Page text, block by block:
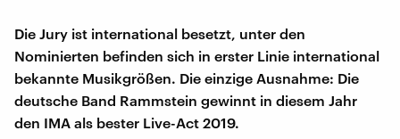
Die Jury ist international besetzt, unter den
Nominierten befinden sich in erster Linie international
bekannte Musikgrößen. Die einzige Ausnahme: Die
deutsche Band Rammstein gewinnt in diesem Jahr
den IMA als bester Live-Act 2019.